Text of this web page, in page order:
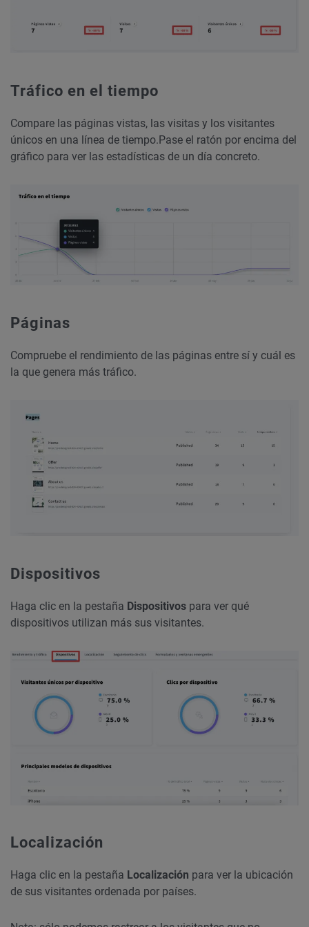
Tráfico en el tiempo
Compare las páginas vistas, las visitas y los visitantes
únicos en una línea de tiempo.Pase el ratón por encima del
gráfico para ver las estadísticas de un día concreto.
Páginas
Compruebe el rendimiento de las páginas entre sí y cuál es
la que genera más tráfico.
Dispositivos
Haga clic en la pestaña Dispositivos para ver qué
dispositivos utilizan más sus visitantes.
Localización
Haga clic en la pestaña Localización para ver la ubicación
de sus visitantes ordenada por países.